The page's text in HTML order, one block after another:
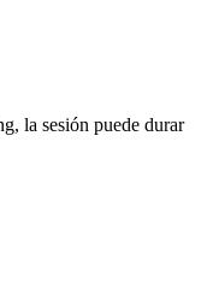
la sesión puede durar